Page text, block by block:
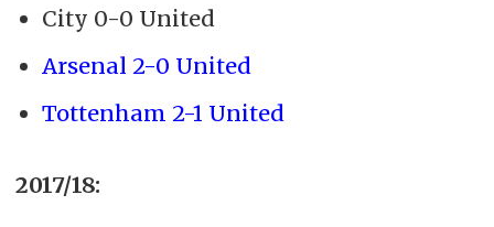
City 0-0 United
Arsenal 2-0 United
Tottenham 2-1 United
2017/18: